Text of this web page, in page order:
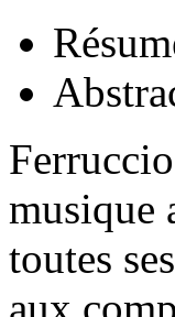
musique
toutes